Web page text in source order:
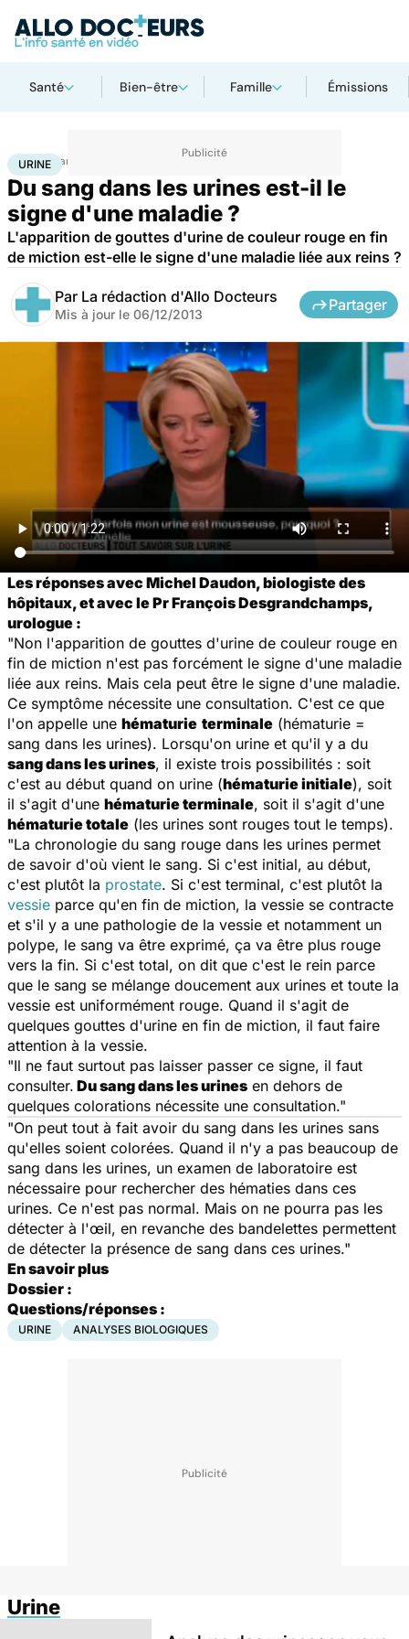
Santé Bien-être Famille Émissions
Accueil Santé
URINE
Du sang dans les urines est-il le
signe d'une maladie ?
L'apparition de gouttes d'urine de couleur rouge en fin
de miction est-elle le signe d'une maladie liée aux reins ?
Par La rédaction d'Allo Docteurs
Mis à jour le 06/12/2013
Partager
Les réponses avec Michel Daudon, biologiste des
hôpitaux, et avec le Pr François Desgrandchamps,
urologue :
"Non l'apparition de gouttes d'urine de couleur rouge en
fin de miction n'est pas forcément le signe d'une maladie
liée aux reins. Mais cela peut être le signe d'une maladie.
Ce symptôme nécessite une consultation. C'est ce que
l'on appelle une hématurie terminale (hématurie =
sang dans les urines). Lorsqu'on urine et qu'il y a du
sang dans les urines, il existe trois possibilités : soit
c'est au début quand on urine (hématurie initiale), soit
il s'agit d'une hématurie terminale, soit il s'agit d'une
hématurie totale (les urines sont rouges tout le temps).
"La chronologie du sang rouge dans les urines permet
de savoir d'où vient le sang. Si c'est initial, au début,
c'est plutôt la prostate. Si c'est terminal, c'est plutôt la
vessie parce qu'en fin de miction, la vessie se contracte
et s'il y a une pathologie de la vessie et notamment un
polype, le sang va être exprimé, ça va être plus rouge
vers la fin. Si c'est total, on dit que c'est le rein parce
que le sang se mélange doucement aux urines et toute la
vessie est uniformément rouge. Quand il s'agit de
quelques gouttes d'urine en fin de miction, il faut faire
attention à la vessie.
"Il ne faut surtout pas laisser passer ce signe, il faut
consulter. Du sang dans les urines en dehors de
quelques colorations nécessite une consultation."
"On peut tout à fait avoir du sang dans les urines sans
qu'elles soient colorées. Quand il n'y a pas beaucoup de
sang dans les urines, un examen de laboratoire est
nécessaire pour rechercher des hématies dans ces
urines. Ce n'est pas normal. Mais on ne pourra pas les
détecter à l'œil, en revanche des bandelettes permettent
de détecter la présence de sang dans ces urines."
En savoir plus
Dossier :
Questions/réponses :
URINE ANALYSES BIOLOGIQUES
Urine